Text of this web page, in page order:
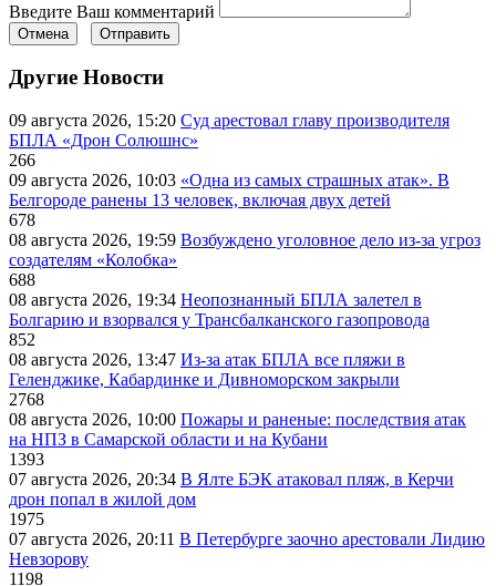
Введите Ваш комментарий
Отмена Отправить
Другие Новости
09 августа 2026, 15:20 Суд арестовал главу производителя
БПЛА «Дрон Солюшнс»
266
09 августа 2026, 10:03 «Одна из самых страшных атак». В
Белгороде ранены 13 человек, включая двух детей
678
08 августа 2026, 19:59 Возбуждено уголовное дело из-за угроз
создателям «Колобка»
688
08 августа 2026, 19:34 Неопознанный БПЛА залетел в
Болгарию и взорвался у Трансбалканского газопровода
852
08 августа 2026, 13:47 Из-за атак БПЛА все пляжи в
Геленджике, Кабардинке и Дивноморском закрыли
2768
08 августа 2026, 10:00 Пожары и раненые: последствия атак
на НПЗ в Самарской области и на Кубани
1393
07 августа 2026, 20:34 В Ялте БЭК атаковал пляж, в Керчи
дрон попал в жилой дом
1975
07 августа 2026, 20:11 В Петербурге заочно арестовали Лидию
Невзорову
1198